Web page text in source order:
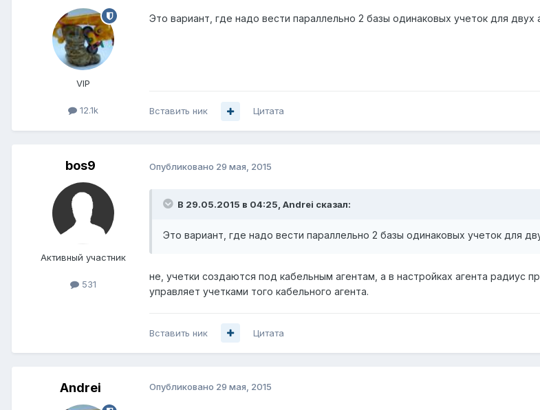
VIP
12.1k
Это вариант, где надо вести параллельно 2 базы одинаковых учеток для двух
Вставить ник Цитата
bos9
Активный участник
531
Опубликовано 29 мая, 2015
В 29.05.2015 в 04:25, Andrei сказал:
Это вариант, где надо вести параллельно 2 базы одинаковых учеток для
не, учетки создаются под кабельным агентам, а в настройках агента радиус
управляет учетками того кабельного агента.
Вставить ник Цитата
Andrei Опубликовано 29 мая, 2015